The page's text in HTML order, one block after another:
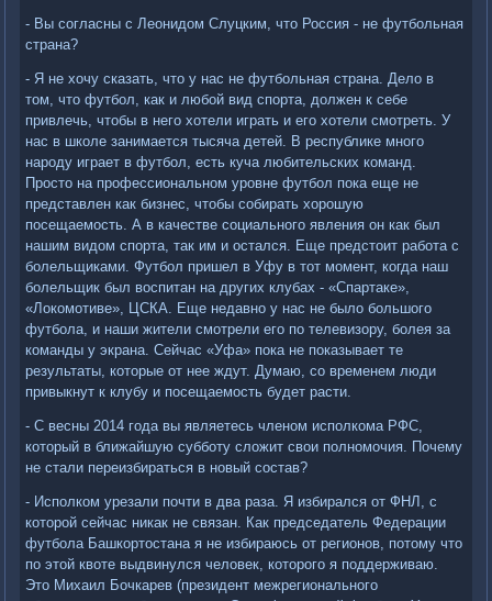
- Вы согласны с Леонидом Слуцким, что Россия - не футбольная
страна?
- Я не хочу сказать, что у нас не футбольная страна. Дело в
том, что футбол, как и любой вид спорта, должен к себе
привлечь, чтобы в него хотели играть и его хотели смотреть. У
нас в школе занимается тысяча детей. В республике много
народу играет в футбол, есть куча любительских команд.
Просто на профессиональном уровне футбол пока еще не
представлен как бизнес, чтобы собирать хорошую
посещаемость. А в качестве социального явления он как был
нашим видом спорта, так им и остался. Еще предстоит работа с
болельщиками. Футбол пришел в Уфу в тот момент, когда наш
болельщик был воспитан на других клубах - «Спартаке»,
«Локомотиве», ЦСКА. Еще недавно у нас не было большого
футбола, и наши жители смотрели его по телевизору, болея за
команды у экрана. Сейчас «Уфа» пока не показывает те
результаты, которые от нее ждут. Думаю, со временем люди
привыкнут к клубу и посещаемость будет расти.
- С весны 2014 года вы являетесь членом исполкома РФС,
который в ближайшую субботу сложит свои полномочия. Почему
не стали переизбираться в новый состав?
- Исполком урезали почти в два раза. Я избирался от ФНЛ, с
которой сейчас никак не связан. Как председатель Федерации
футбола Башкортостана я не избираюсь от регионов, потому что
по этой квоте выдвинулся человек, которого я поддерживаю.
Это Михаил Бочкарев (президент межрегионального